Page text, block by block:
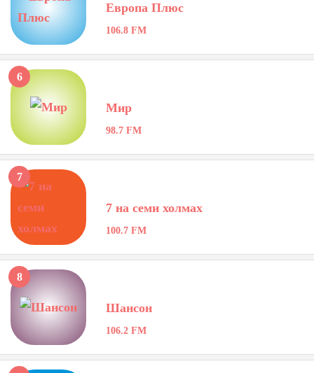
Европа Плюс
106.8 FM
6
Мир
98.7 FM
7
7 на семи холмах
100.7 FM
8
Шансон
106.2 FM